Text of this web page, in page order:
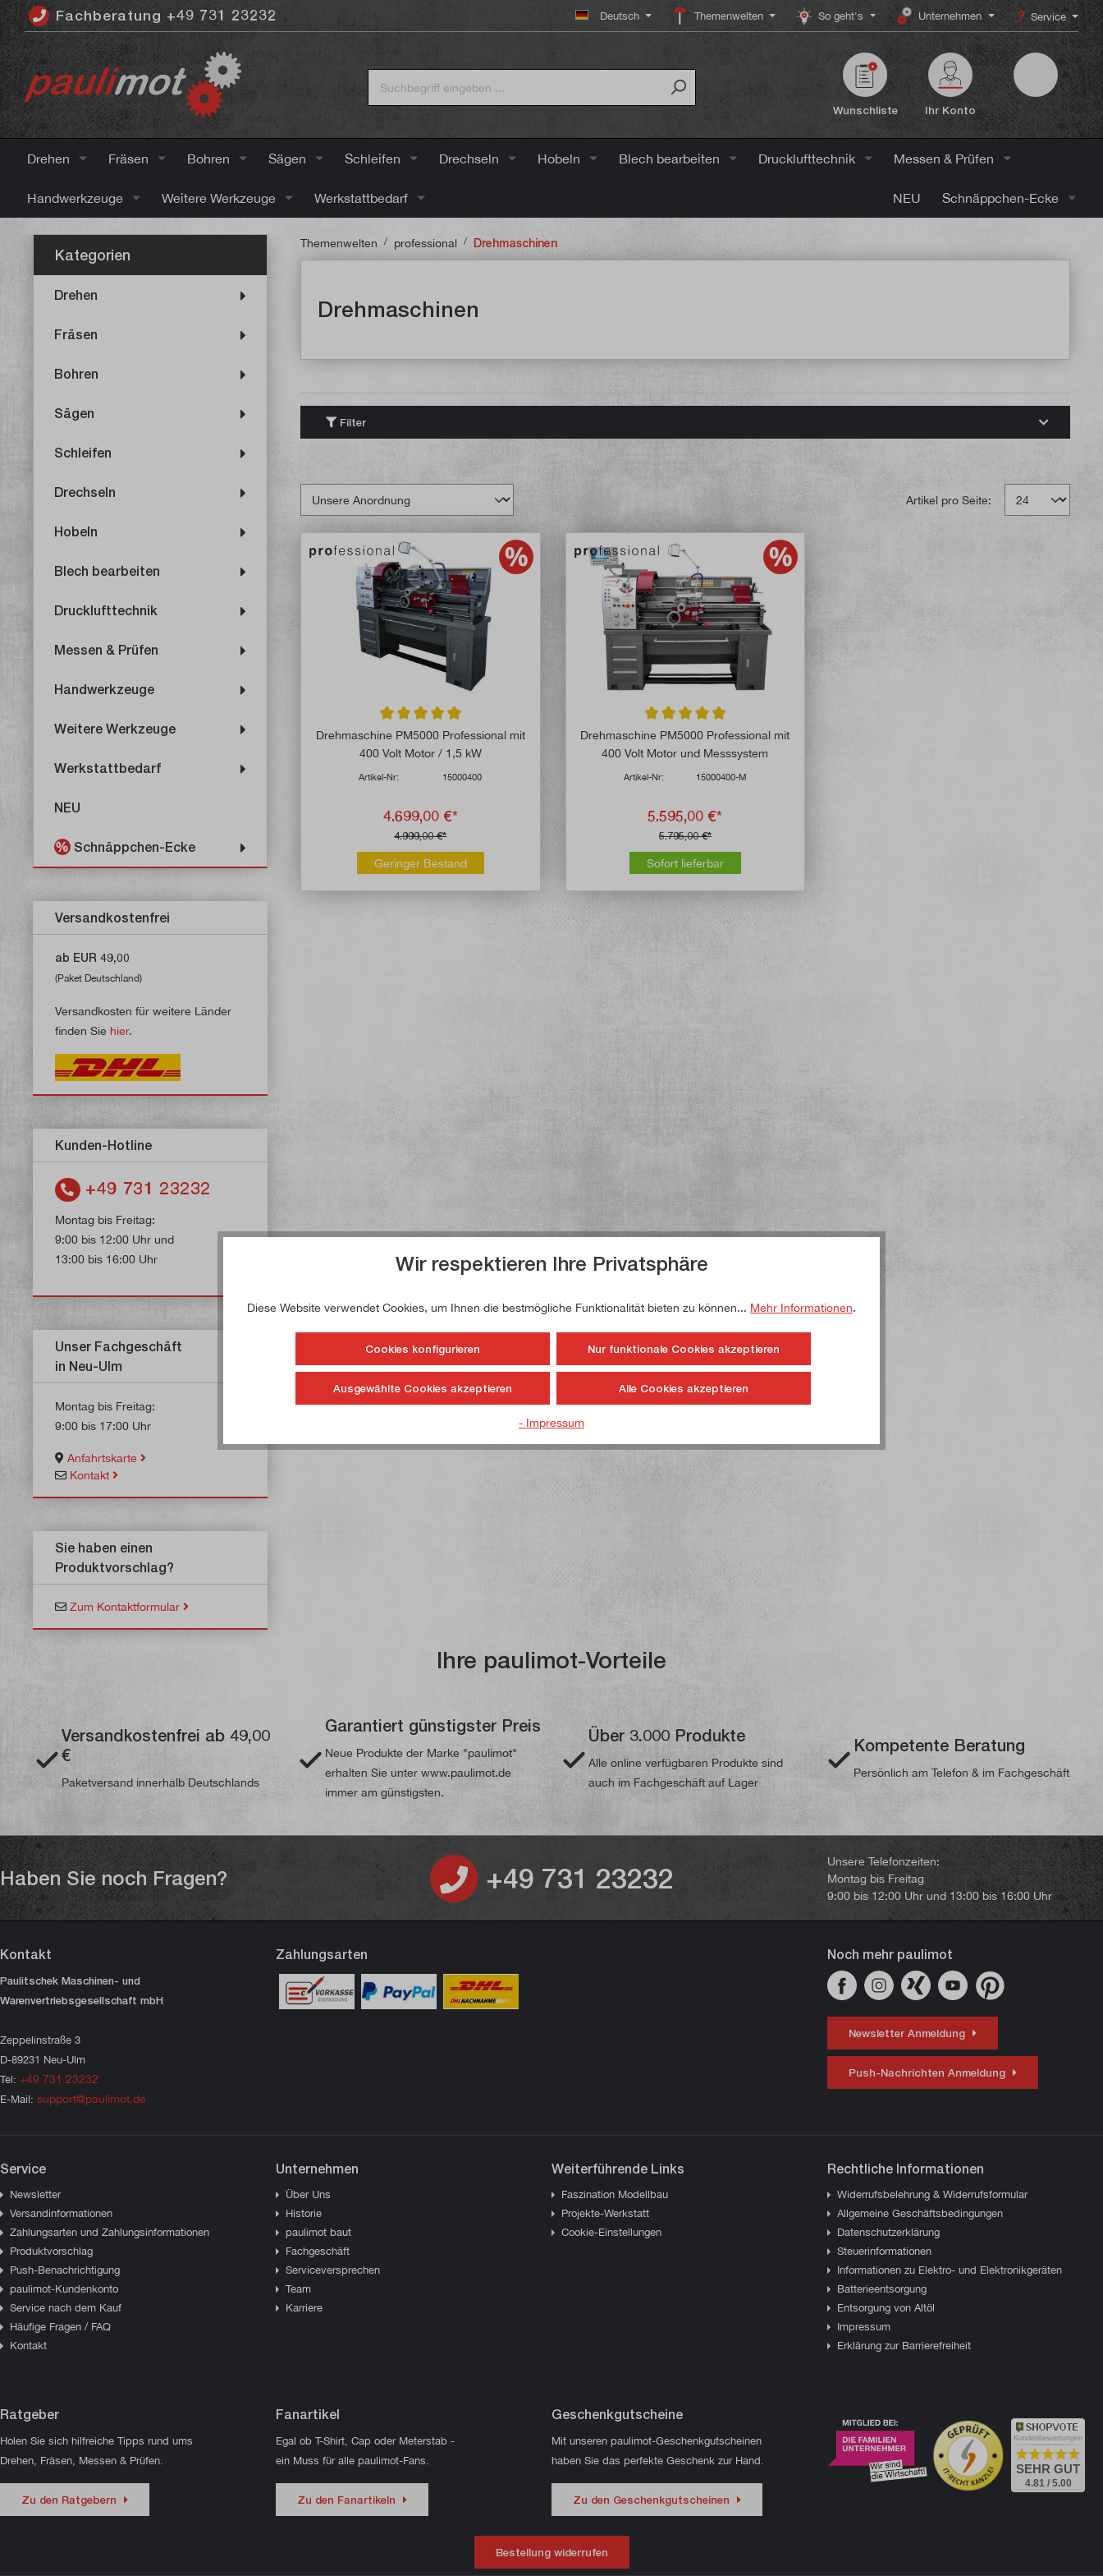
springen
Fachberatung +49 731 23232 Deutsch Themenwelten So geht's Unternehmen Service
Wunschliste Ihr Konto
Drehen Fräsen Bohren Sägen Schleifen Drechseln Hobeln Blech bearbeiten Drucklufttechnik Messen & Prüfen
Handwerkzeuge Weitere Werkzeuge Werkstattbedarf NEU Schnäppchen-Ecke
Kategorien
Drehen
Fräsen
Bohren
Sägen
Schleifen
Drechseln
Hobeln
Blech bearbeiten
Drucklufttechnik
Messen & Prüfen
Handwerkzeuge
Weitere Werkzeuge
Werkstattbedarf
NEU
Schnäppchen-Ecke
Versandkostenfrei
ab EUR 49,00
(Paket Deutschland)
Versandkosten für weitere Länder
finden Sie hier.
Kunden-Hotline
+49 731 23232
Montag bis Freitag:
9:00 bis 12:00 Uhr und
13:00 bis 16:00 Uhr
Unser Fachgeschäft
in Neu-Ulm
Montag bis Freitag:
9:00 bis 17:00 Uhr
Anfahrtskarte
Kontakt
Sie haben einen
Produktvorschlag?
Zum Kontaktformular
Themenwelten / professional / Drehmaschinen
Drehmaschinen
Filter
Artikel pro Seite:
Durchschnittliche Bewertung von 4.8 von 5 Sternen
Drehmaschine PM5000 Professional mit
400 Volt Motor / 1,5 kW
Artikel-Nr: 15000400
4.699,00 €*
4.999,00 €*
Geringer Bestand
Durchschnittliche Bewertung von 4.8 von 5 Sternen
Drehmaschine PM5000 Professional mit
400 Volt Motor und Messsystem
Artikel-Nr: 15000400-M
5.595,00 €*
5.795,00 €*
Sofort lieferbar
Ihre paulimot-Vorteile
Versandkostenfrei ab 49,00
€
Paketversand innerhalb Deutschlands
Garantiert günstigster Preis
Neue Produkte der Marke "paulimot"
erhalten Sie unter www.paulimot.de
immer am günstigsten.
Über 3.000 Produkte
Alle online verfügbaren Produkte sind
auch im Fachgeschäft auf Lager
Kompetente Beratung
Persönlich am Telefon & im Fachgeschäft
Haben Sie noch Fragen? +49 731 23232
Unsere Telefonzeiten:
Montag bis Freitag
9:00 bis 12:00 Uhr und 13:00 bis 16:00 Uhr
Kontakt
Paulitschek Maschinen- und
Warenvertriebsgesellschaft mbH
Zeppelinstraße 3
D-89231 Neu-Ulm
Tel: +49 731 23232
E-Mail: support@paulimot.de
Zahlungsarten Noch mehr paulimot
Newsletter Anmeldung
Push-Nachrichten Anmeldung
Service
Newsletter
Versandinformationen
Zahlungsarten und Zahlungsinformationen
Produktvorschlag
Push-Benachrichtigung
paulimot-Kundenkonto
Service nach dem Kauf
Häufige Fragen / FAQ
Kontakt
Unternehmen
Über Uns
Historie
paulimot baut
Fachgeschäft
Serviceversprechen
Team
Karriere
Weiterführende Links
Faszination Modellbau
Projekte-Werkstatt
Cookie-Einstellungen
Rechtliche Informationen
Widerrufsbelehrung & Widerrufsformular
Allgemeine Geschäftsbedingungen
Datenschutzerklärung
Steuerinformationen
Informationen zu Elektro- und Elektronikgeräten
Batterieentsorgung
Entsorgung von Altöl
Impressum
Erklärung zur Barrierefreiheit
Ratgeber
Holen Sie sich hilfreiche Tipps rund ums
Drehen, Fräsen, Messen & Prüfen.
Zu den Ratgebern
Fanartikel
Egal ob T-Shirt, Cap oder Meterstab -
ein Muss für alle paulimot-Fans.
Zu den Fanartikeln
Geschenkgutscheine
Mit unseren paulimot-Geschenkgutscheinen
haben Sie das perfekte Geschenk zur Hand.
Zu den Geschenkgutscheinen
Kundenbewertungen
SEHR GUT
4.81 / 5.00
Bestellung widerrufen
Wir respektieren Ihre Privatsphäre
Diese Website verwendet Cookies, um Ihnen die bestmögliche Funktionalität bieten zu können... Mehr Informationen.
Cookies konfigurieren Nur funktionale Cookies akzeptieren
Ausgewählte Cookies akzeptieren Alle Cookies akzeptieren
- Impressum